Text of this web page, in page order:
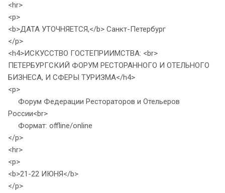
<hr>
<p>
<b>ДАТА УТОЧНЯЕТСЯ,</b> Санкт-Петербург
</p>
<h4>ИСКУССТВО ГОСТЕПРИИМСТВА: <br>
ПЕТЕРБУРГСКИЙ ФОРУМ РЕСТОРАННОГО И ОТЕЛЬНОГО
БИЗНЕСА, И СФЕРЫ ТУРИЗМА</h4>
<p>
Форум Федерации Рестораторов и Отельеров
России<br>
Формат: offline/online
</p>
<hr>
<p>
<b>21-22 ИЮНЯ</b>
</p>